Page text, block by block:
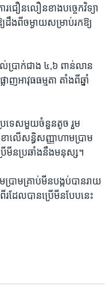
ជឿនលឿន​ខាង​បច្ចេកវិទ្យា​
យ​ដឹង​ពី​ចម្ងាយ​សម្រាប់រក​ឱ្យ​
ប្រាក់​ជាង ​៤,៦​ ពាន់​លាន​
ញអាវុធ​ធម្មតា តាំង​ពី​ឆ្នាំ
រទេសមួយ​ចំនួន​តូច រួម
ា​លើ​សន្ធិសញ្ញា​ហាមប្រាម​
ើមីន​ប្រឆាំង​នឹង​មនុស្ស។
ប្រាម​គ្រាប់មីន​បង្កប់​បាន​រាយ
ដែល​បាន​ប្រើ​មីន​បែប​នេះ